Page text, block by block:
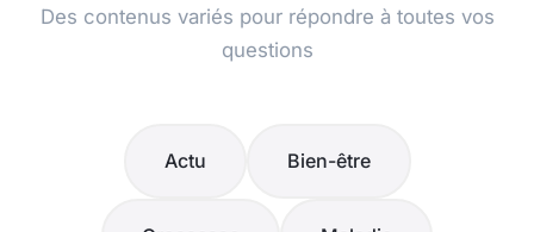
Des contenus variés pour répondre à toutes vos
questions
Actu Bien-être